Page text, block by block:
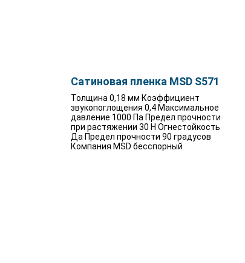
Сатиновая пленка MSD S571
Толщина 0,18 мм Коэффициент
звукопоглощения 0,4 Максимальное
давление 1000 Па Предел прочности
при растяжении 30 Н Огнестойкость
Да Предел прочности 90 градусов
Компания MSD бесспорный